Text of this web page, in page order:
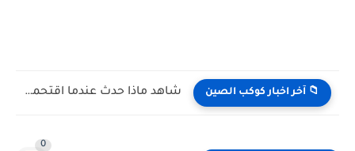
📁 آخر اخبار كوكب الصين شاهد كيف يتغلب النمس على الكوبرا في مواجهة تعتمد على...
0